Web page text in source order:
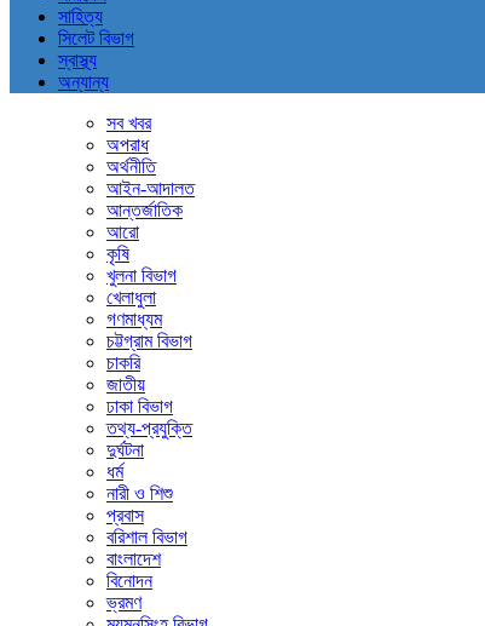
সাহিত্য
সিলেট বিভাগ
স্বাস্থ্য
অন্যান্য
সব খবর
অপরাধ
অর্থনীতি
আইন-আদালত
আন্তর্জাতিক
আরো
কৃষি
খুলনা বিভাগ
খেলাধুলা
গণমাধ্যম
চট্টগ্রাম বিভাগ
চাকরি
জাতীয়
ঢাকা বিভাগ
তথ্য-প্রযুক্তি
দুর্ঘটনা
ধর্ম
নারী ও শিশু
প্রবাস
বরিশাল বিভাগ
বাংলাদেশ
বিনোদন
ভ্রমণ